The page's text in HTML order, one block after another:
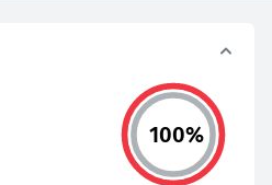
100%